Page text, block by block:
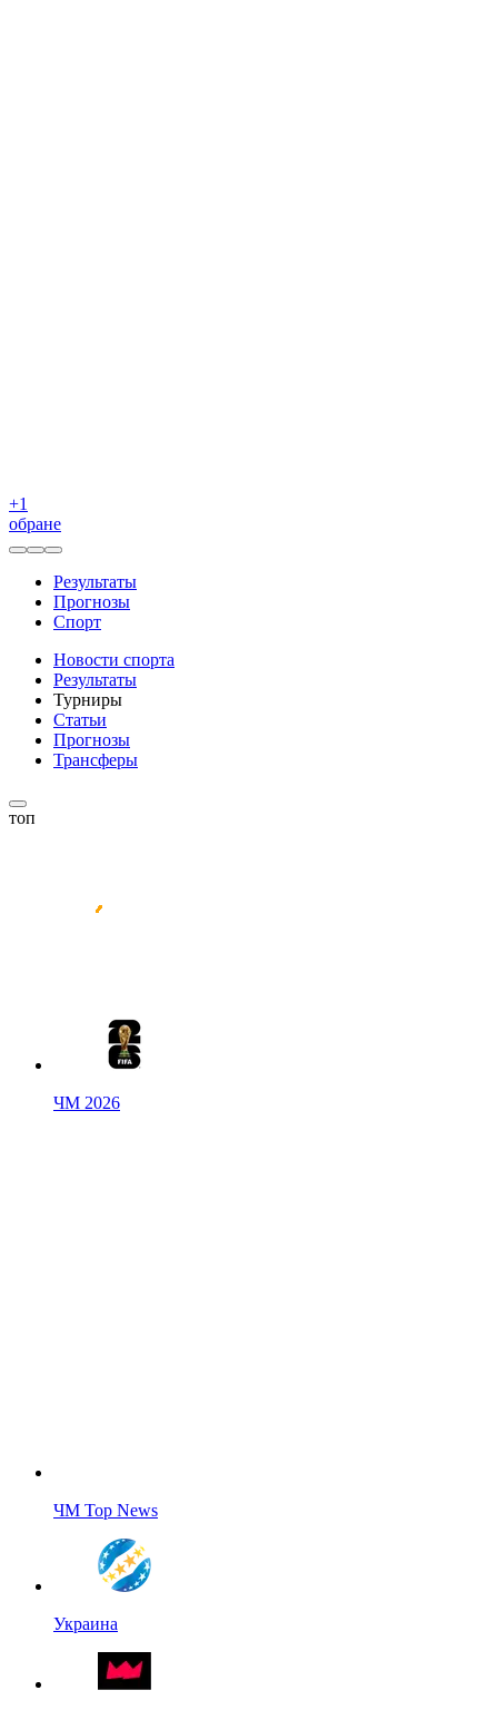
+1
обране
Результаты
Прогнозы
Спорт
Новости спорта
Результаты
Турниры
Статьи
Прогнозы
Трансферы
топ
ЧМ 2026
ЧМ Top News
Украина